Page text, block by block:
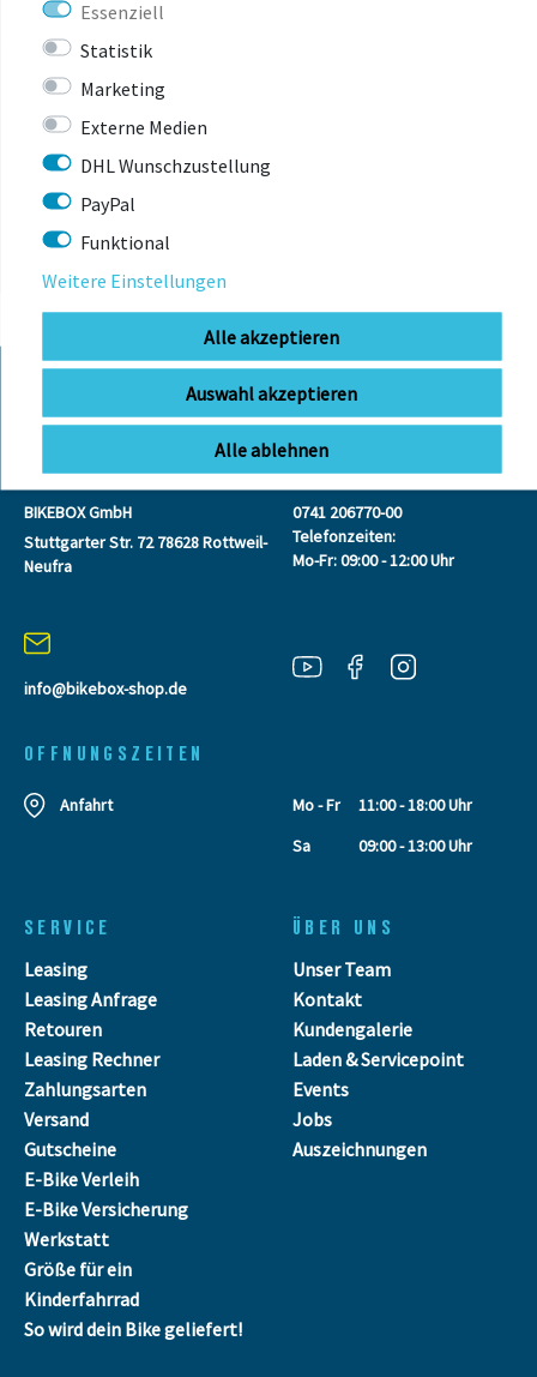
ANGESEHEN
KONTAKT
BIKEBOX GmbH
Stuttgarter Str. 72 78628 Rottweil-
Neufra
info@bikebox-shop.de
0741 206770-00
Telefonzeiten:
Mo-Fr: 09:00 - 12:00 Uhr
OFFNUNGSZEITEN
Anfahrt Mo - Fr
11:00 - 18:00 Uhr
Sa
09:00 - 13:00 Uhr
SERVICE
Leasing
Leasing Anfrage
Retouren
Leasing Rechner
Zahlungsarten
Versand
Gutscheine
E-Bike Verleih
E-Bike Versicherung
Werkstatt
Größe für ein
Kinderfahrrad
So wird dein Bike geliefert!
ÜBER UNS
Unser Team
Kontakt
Kundengalerie
Laden & Servicepoint
Events
Jobs
Auszeichnungen
Essenziell
Statistik
Marketing
Externe Medien
DHL Wunschzustellung
PayPal
Funktional
Weitere Einstellungen
Alle akzeptieren
Auswahl akzeptieren
Alle ablehnen